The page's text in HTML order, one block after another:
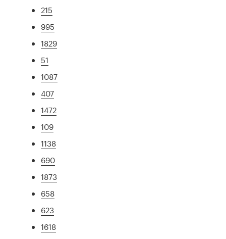
215
995
1829
51
1087
407
1472
109
1138
690
1873
658
623
1618